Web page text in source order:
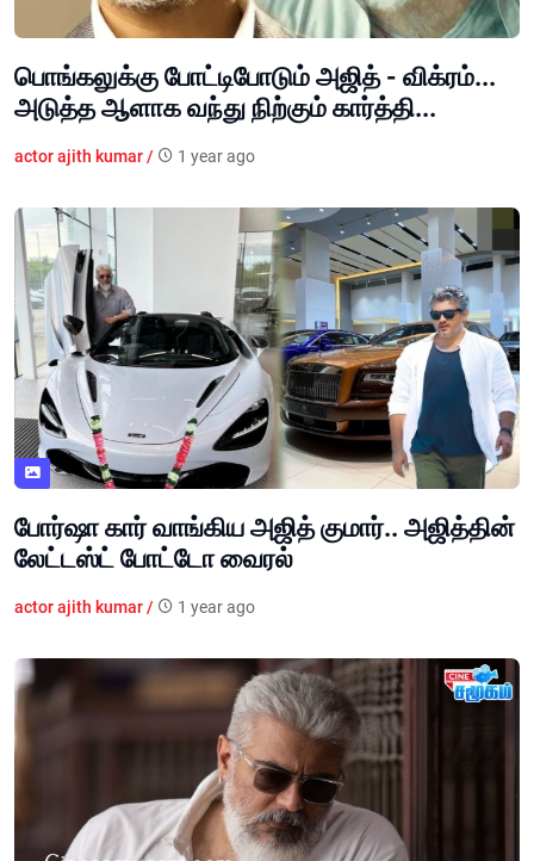
பொங்கலுக்கு போட்டிபோடும் அஜித் - விக்ரம்...
அடுத்த ஆளாக வந்து நிற்கும் கார்த்தி...
actor ajith kumar / 1 year ago
போர்ஷா கார் வாங்கிய அஜித் குமார்.. அஜித்தின்
லேட்டஸ்ட் போட்டோ வைரல்
actor ajith kumar / 1 year ago